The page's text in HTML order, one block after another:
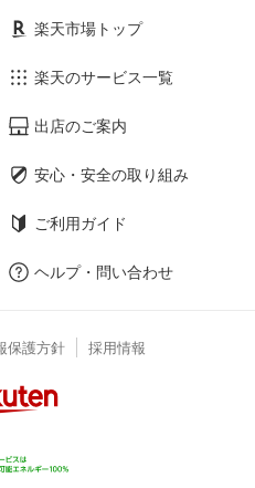
楽天市場トップ
楽天のサービス一覧
出店のご案内
安心・安全の取り組み
ご利用ガイド
ヘルプ・問い合わせ
保護方針 採用情報